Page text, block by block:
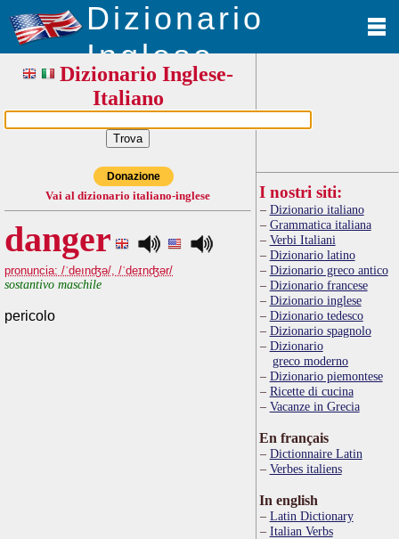
Dizionario
Inglese
Dizionario Inglese-
Italiano
Donazione
Vai al dizionario italiano-inglese
danger
pronuncia: /ˈdeınʤə/, /ˈdeɪnʤər/
sostantivo maschile
pericolo
I nostri siti:
Dizionario italiano
Grammatica italiana
Verbi Italiani
Dizionario latino
Dizionario greco antico
Dizionario francese
Dizionario inglese
Dizionario tedesco
Dizionario spagnolo
Dizionario
greco moderno
Dizionario piemontese
Ricette di cucina
Vacanze in Grecia
En français
Dictionnaire Latin
Verbes italiens
In english
Latin Dictionary
Italian Verbs